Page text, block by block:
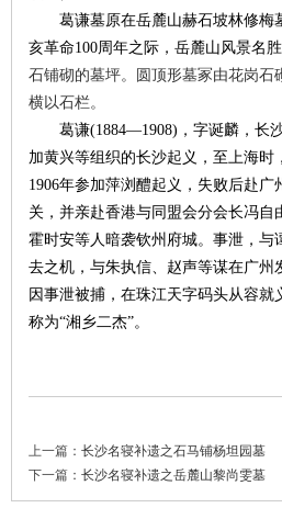
葛谦墓原在岳麓山赫石坡林修梅
亥革命100周年之际，岳麓山风景名
石铺砌的墓坪。圆顶形墓冢由花岗
横以石栏。
葛谦(1884—1908) ，字诞麟，长
加黄兴等组织的长沙起义，至上海
1906年参加萍浏醴起义，失败后赴广
关，并亲赴香港与同盟会分会长冯
霍时安等人暗袭钦州府城。事泄，与
去之机，与朱执信、赵声等谋在广
因事泄被捕，在珠江天字码头从容就
称为“湘乡二杰”。
上一篇： 长沙名寝补遗之石马铺杨坦园墓
下一篇： 长沙名寝补遗之岳麓山黎尚雯墓